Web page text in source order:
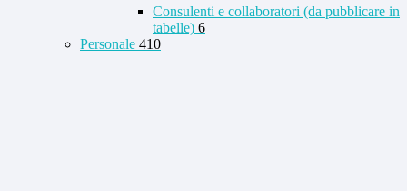
Consulenti e collaboratori (da pubblicare in
tabelle) 6
Personale 410